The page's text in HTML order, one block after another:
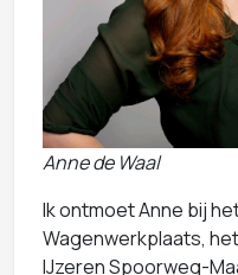
Anne de Waal
Ik ontmoet Anne bij
Wagenwerkplaats,
IJzeren Spoorweg-